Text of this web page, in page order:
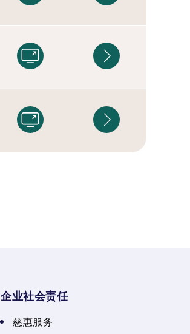
企业社会责任
慈惠服务